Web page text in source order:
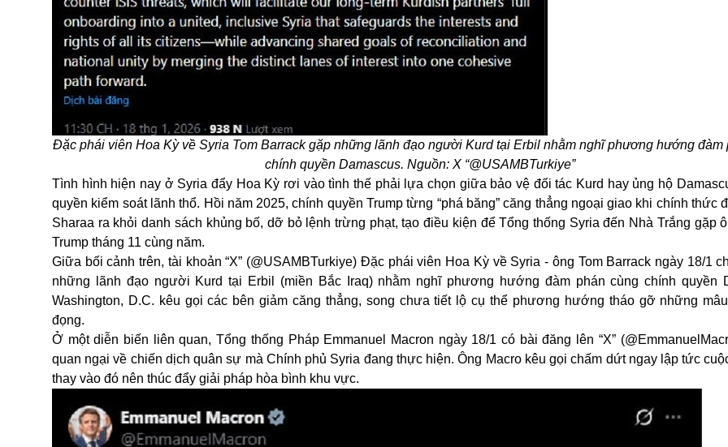
Đặc phái viên Hoa Kỳ về Syria Tom Barrack gặp những lãnh đạo người Kurd tại Erbil nhằm nghĩ phương hướng đàm
chính quyền Damascus. Nguồn: X “@USAMBTurkiye”
Tình hình hiện nay ở Syria đẩy Hoa Kỳ rơi vào tình thế phải lựa chọn giữa bảo vệ đối tác Kurd hay ủng hộ
quyền kiểm soát lãnh thổ. Hồi năm 2025, chính quyền Trump từng “phá băng” căng thẳng ngoại giao khi chính thức
Sharaa ra khỏi danh sách khủng bố, dỡ bỏ lệnh trừng phạt, tạo điều kiện để Tổng thống Syria đến Nhà Trắng gặp
Trump tháng 11 cùng năm.
Giữa bối cảnh trên, tài khoản “X” (@USAMBTurkiye) Đặc phái viên Hoa Kỳ về Syria - ông Tom Barrack ngày 18/1
những lãnh đạo người Kurd tại Erbil (miền Bắc Iraq) nhằm nghĩ phương hướng đàm phán cùng chính quyền
Washington, D.C. kêu gọi các bên giảm căng thẳng, song chưa tiết lộ cụ thể phương hướng tháo gỡ những
đọng.
Ở một diễn biến liên quan, Tổng thống Pháp Emmanuel Macron ngày 18/1 có bài đăng lên “X”
quan ngại về chiến dịch quân sự mà Chính phủ Syria đang thực hiện. Ông Macro kêu gọi chấm dứt ngay lập tức
thay vào đó nên thúc đẩy giải pháp hòa bình khu vực.